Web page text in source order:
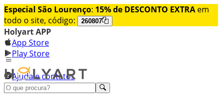
Especial São Lourenço: 15% de DESCONTO EXTRA em
todo o site, código:
260807
Holyart APP
App Store
Play Store
Ajuda e contatos
Conheça premium